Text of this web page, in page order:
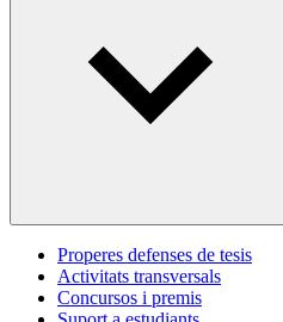
Properes defenses de tesis
Activitats transversals
Concursos i premis